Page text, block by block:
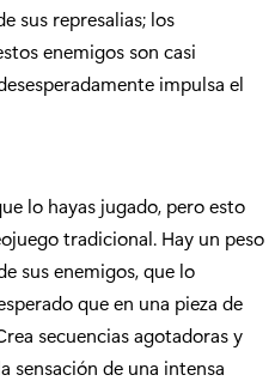
sus represalias; los
enemigos son casi
impulsa el
lo hayas jugado, pero esto
tradicional. Hay un peso
sus enemigos, que lo
que en una pieza de
secuencias agotadoras y
sensación de una intensa